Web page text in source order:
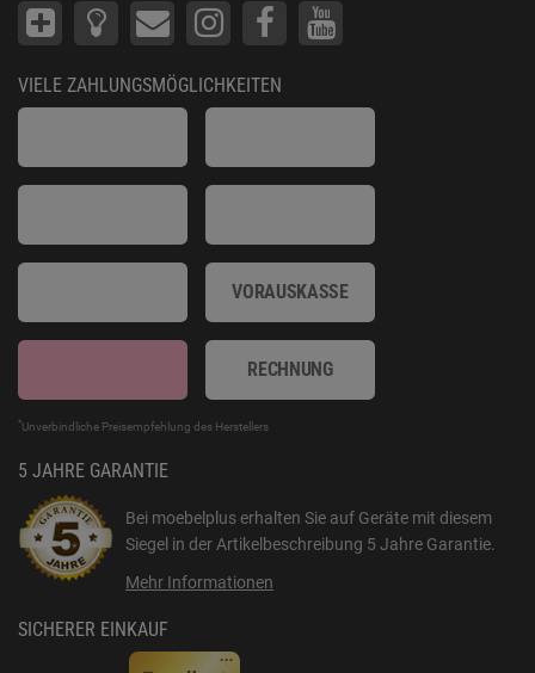
VIELE ZAHLUNGSMÖGLICHKEITEN
VORAUSKASSE
RECHNUNG
*Unverbindliche Preisempfehlung des Herstellers
5 JAHRE GARANTIE
Bei moebelplus erhalten Sie auf Geräte mit diesem
Siegel in der Artikelbeschreibung 5 Jahre Garantie.
Mehr Informationen
SICHERER EINKAUF